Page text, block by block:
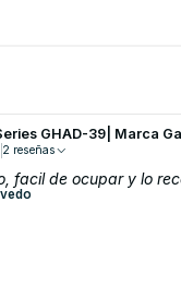
GHAD-39| Marca
2 reseñas
facil de ocupar y lo